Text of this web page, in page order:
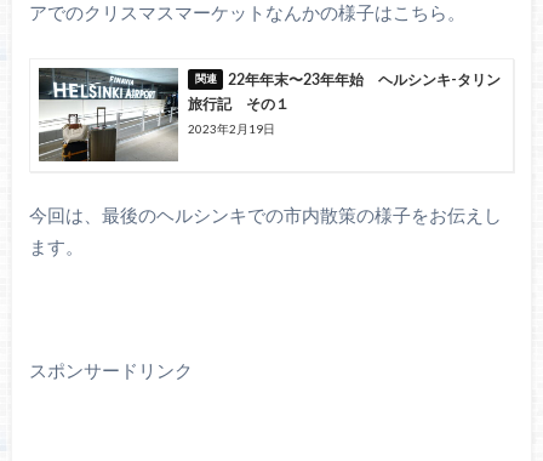
アでのクリスマスマーケットなんかの様子はこちら。
22年年末〜23年年始 ヘルシンキ-タリン
旅行記 その１
2023年2月19日
今回は、最後のヘルシンキでの市内散策の様子をお伝えし
ます。
スポンサードリンク